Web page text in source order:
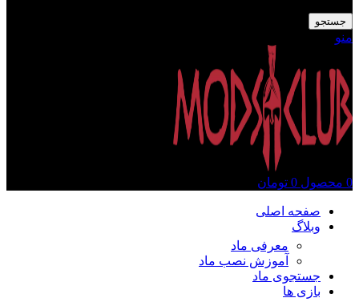
جستجو
منو
0 محصول 0 تومان
صفحه اصلی
وبلاگ
معرفی ماد
آموزش نصب ماد
جستجوی ماد
بازی ها